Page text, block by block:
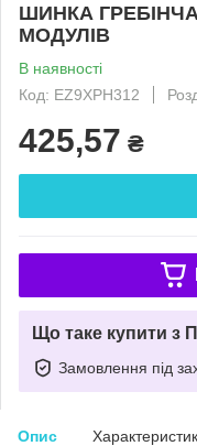
ШИНКА
МОДУЛІВ
В наявності
Код: EZ9XPH312
425,57 ₴
Що таке купити з
Замовлення під
Опис